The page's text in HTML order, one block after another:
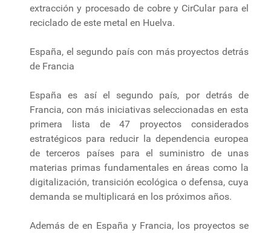
extracción y procesado de cobre y CirCular para el
reciclado de este metal en Huelva.
España, el segundo país con más proyectos detrás
de Francia
España es así el segundo país, por detrás de
Francia, con más iniciativas seleccionadas en esta
primera lista de 47 proyectos considerados
estratégicos para reducir la dependencia europea
de terceros países para el suministro de unas
materias primas fundamentales en áreas como la
digitalización, transición ecológica o defensa, cuya
demanda se multiplicará en los próximos años.
Además de en España y Francia, los proyectos se